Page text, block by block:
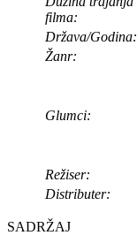
filma:
Država/Godina:
Žanr:
Glumci:
Režiser:
Distributer:
SADRŽAJ